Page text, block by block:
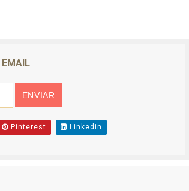
EMAIL
Pinterest Linkedin